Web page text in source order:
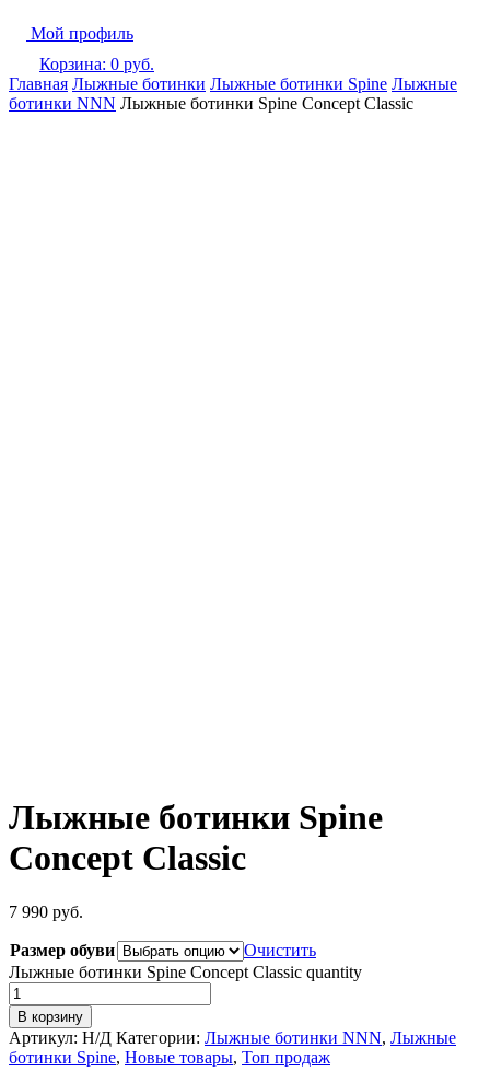
Мой профиль
Корзина: 0 руб.
Главная Лыжные ботинки Лыжные ботинки Spine Лыжные
ботинки NNN Лыжные ботинки Spine Concept Classic
Лыжные ботинки Spine
Concept Classic
7 990 руб.
Размер обуви
Очистить
Лыжные ботинки Spine Concept Classic quantity
В корзину
Артикул: Н/Д Категории: Лыжные ботинки NNN, Лыжные
ботинки Spine, Новые товары, Топ продаж